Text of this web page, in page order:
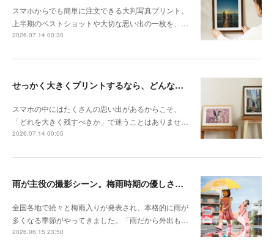
スマホからでも簡単に注文できる大判写真プリント。
上半期のベストショットや大切な思い出の一枚を、…
2026.07.14 00:30
せっかく大きくプリントするなら、どんな写真が向いている？
スマホの中にはたくさんの思い出があるからこそ、
「どれを大きく残すべきか」で迷うことはありませ…
2026.07.14 00:05
雨が主役の撮影シーン。梅雨時期の優しさを切り取る撮影テクニック
全国各地で続々と梅雨入りが発表され、本格的に雨が
多くなる季節がやってきました。「雨だから外出も…
2026.06.15 23:50